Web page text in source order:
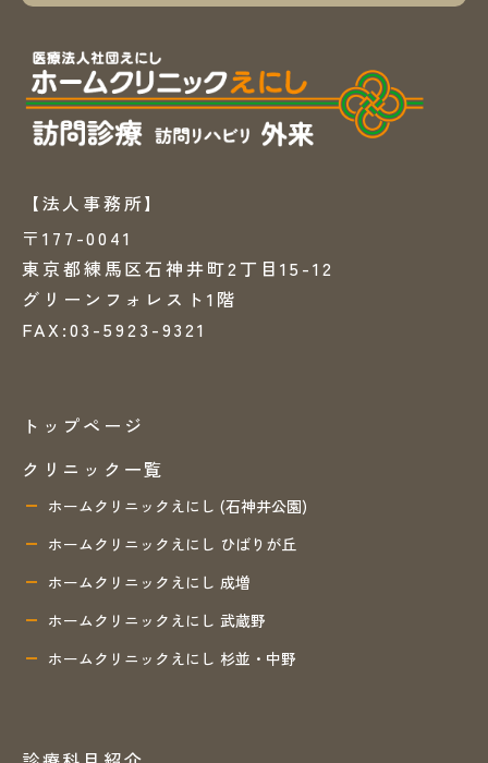
【法人事務所】
〒177-0041
東京都練馬区石神井町2丁目15-12
グリーンフォレスト1階
FAX:03-5923-9321
トップページ
クリニック一覧
ホームクリニックえにし (石神井公園)
ホームクリニックえにし ひばりが丘
ホームクリニックえにし 成増
ホームクリニックえにし 武蔵野
ホームクリニックえにし 杉並・中野